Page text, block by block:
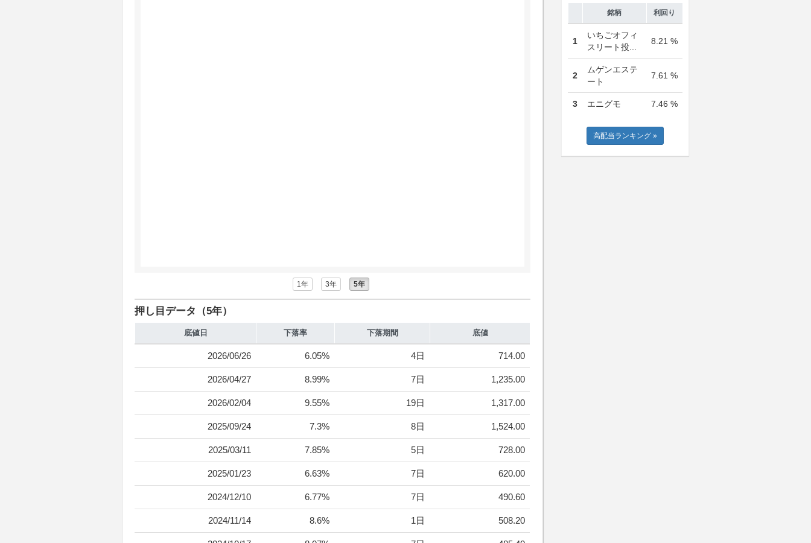
1年 3年 5年
押し目データ（5年）
底値日 下落率 下落期間 底値
2026/06/26 6.05% 4日 714.00
2026/04/27 8.99% 7日 1,235.00
2026/02/04 9.55% 19日 1,317.00
2025/09/24 7.3% 8日 1,524.00
2025/03/11 7.85% 5日 728.00
2025/01/23 6.63% 7日 620.00
2024/12/10 6.77% 7日 490.60
2024/11/14 8.6% 1日 508.20
銘柄 利回り
1
いちごオフィ
スリート投...
8.21 %
2
ムゲンエステ
ート
7.61 %
3 エニグモ 7.46 %
高配当ランキング »